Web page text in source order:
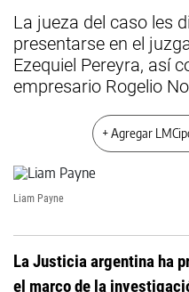
La jueza del caso les
presentarse en el
Ezequiel Pereyra, así
empresario Rogelio
+ Agregar
Liam Payne
La Justicia argentina ha
el marco de la